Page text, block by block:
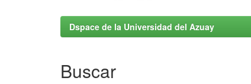
Dspace de la Universidad del Azuay
Buscar